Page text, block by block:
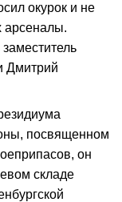
окурок и не
арсеналы.
Дмитрий
посвященном
он
складе